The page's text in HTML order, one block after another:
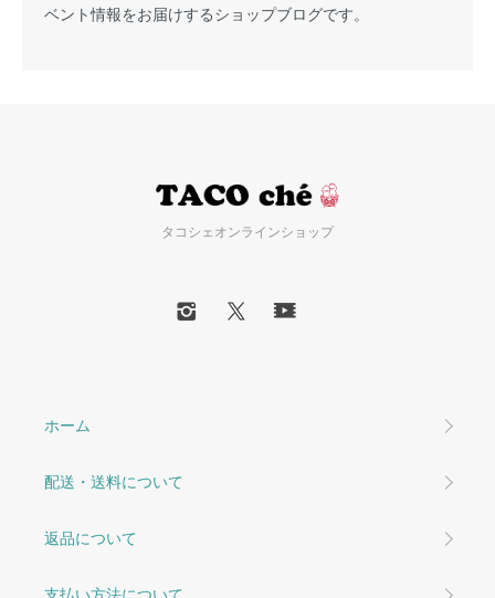
ベント情報をお届けするショップブログです。
タコシェオンラインショップ
ホーム
配送・送料について
返品について